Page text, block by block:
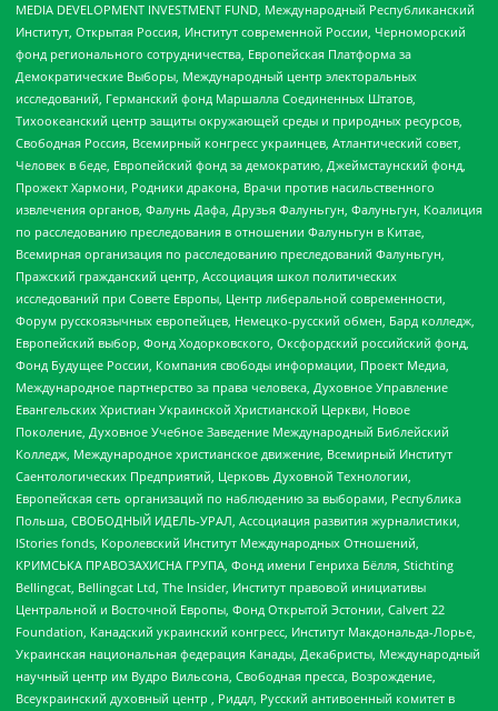
MEDIA DEVELOPMENT INVESTMENT FUND, Международный Республиканский
Институт, Открытая Россия, Институт современной России, Черноморский
фонд регионального сотрудничества, Европейская Платформа за
Демократические Выборы, Международный центр электоральных
исследований, Германский фонд Маршалла Соединенных Штатов,
Тихоокеанский центр защиты окружающей среды и природных ресурсов,
Свободная Россия, Всемирный конгресс украинцев, Атлантический совет,
Человек в беде, Европейский фонд за демократию, Джеймстаунский фонд,
Прожект Хармони, Родники дракона, Врачи против насильственного
извлечения органов, Фалунь Дафа, Друзья Фалуньгун, Фалуньгун, Коалиция
по расследованию преследования в отношении Фалуньгун в Китае,
Всемирная организация по расследованию преследований Фалуньгун,
Пражский гражданский центр, Ассоциация школ политических
исследований при Совете Европы, Центр либеральной современности,
Форум русскоязычных европейцев, Немецко-русский обмен, Бард колледж,
Европейский выбор, Фонд Ходорковского, Оксфордский российский фонд,
Фонд Будущее России, Компания свободы информации, Проект Медиа,
Международное партнерство за права человека, Духовное Управление
Евангельских Христиан Украинской Христианской Церкви, Новое
Поколение, Духовное Учебное Заведение Международный Библейский
Колледж, Международное христианское движение, Всемирный Институт
Саентологических Предприятий, Церковь Духовной Технологии,
Европейская сеть организаций по наблюдению за выборами, Республика
Польша, СВОБОДНЫЙ ИДЕЛЬ-УРАЛ, Ассоциация развития журналистики,
IStories fonds, Королевский Институт Международных Отношений,
КРИМСЬКА ПРАВОЗАХИСНА ГРУПА, Фонд имени Генриха Бёлля, Stichting
Bellingcat, Bellingcat Ltd, The Insider, Институт правовой инициативы
Центральной и Восточной Европы, Фонд Открытой Эстонии, Calvert 22
Foundation, Канадский украинский конгресс, Институт Макдональда-Лорье,
Украинская национальная федерация Канады, Декабристы, Международный
научный центр им Вудро Вильсона, Свободная пресса, Возрождение,
Всеукраинский духовный центр , Риддл, Русский антивоенный комитет в